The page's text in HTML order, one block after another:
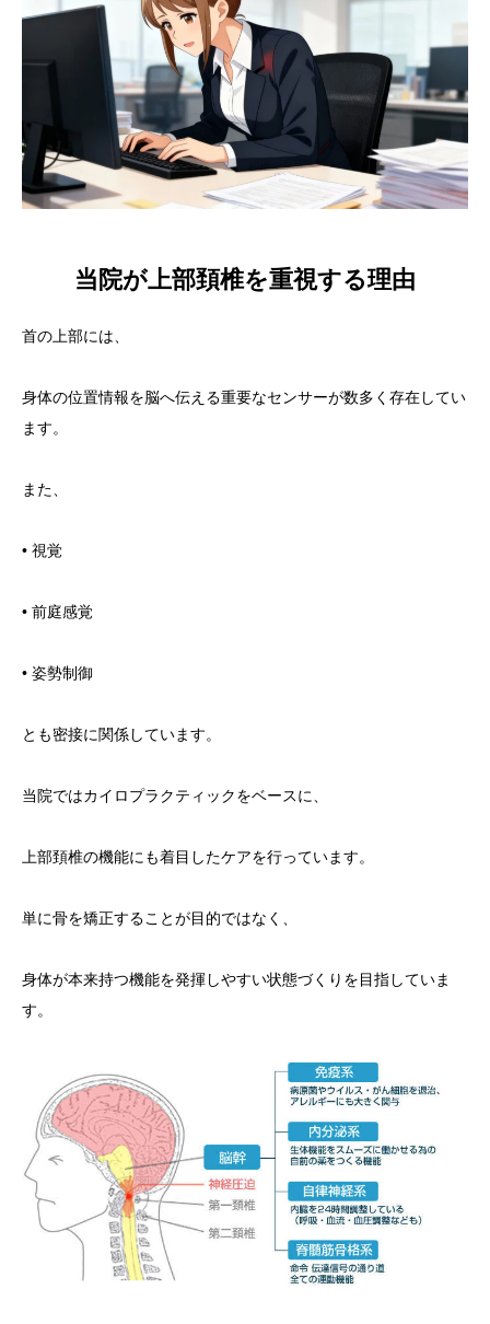
当院が上部頚椎を重視する理由
首の上部には、
身体の位置情報を脳へ伝える重要なセンサーが数多く存在してい
ます。
また、
• 視覚
• 前庭感覚
• 姿勢制御
とも密接に関係しています。
当院ではカイロプラクティックをベースに、
上部頚椎の機能にも着目したケアを行っています。
単に骨を矯正することが目的ではなく、
身体が本来持つ機能を発揮しやすい状態づくりを目指していま
す。